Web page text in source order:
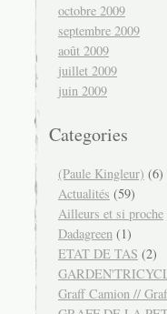
octobre 2009
septembre 2009
août 2009
juillet 2009
juin 2009
Categories
(Paule Kingleur) (6)
Actualités (59)
Ailleurs et si proche
Dadagreen (1)
ETAT DE TAS (2)
Graff Camion //